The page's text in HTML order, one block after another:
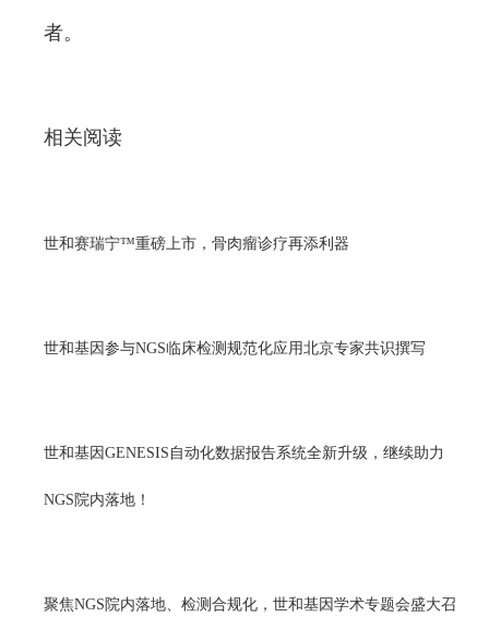
者。
相关阅读
世和赛瑞宁™重磅上市，骨肉瘤诊疗再添利器
世和基因参与NGS临床检测规范化应用北京专家共识撰写
世和基因GENESIS自动化数据报告系统全新升级，继续助力
NGS院内落地！
聚焦NGS院内落地、检测合规化，世和基因学术专题会盛大召